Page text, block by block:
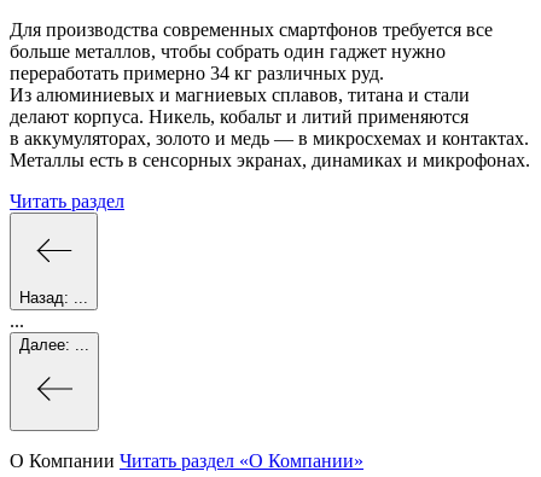
Для производства современных смартфонов требуется все
больше металлов, чтобы собрать один гаджет нужно
переработать примерно 34 кг различных руд.
Из алюминиевых и магниевых сплавов, титана и стали
делают корпуса. Никель, кобальт и литий применяются
в аккумуляторах, золото и медь — в микросхемах и контактах.
Металлы есть в сенсорных экранах, динамиках и микрофонах.
Читать раздел
Назад:
...
Далее:
О Компании Читать раздел «О Компании»